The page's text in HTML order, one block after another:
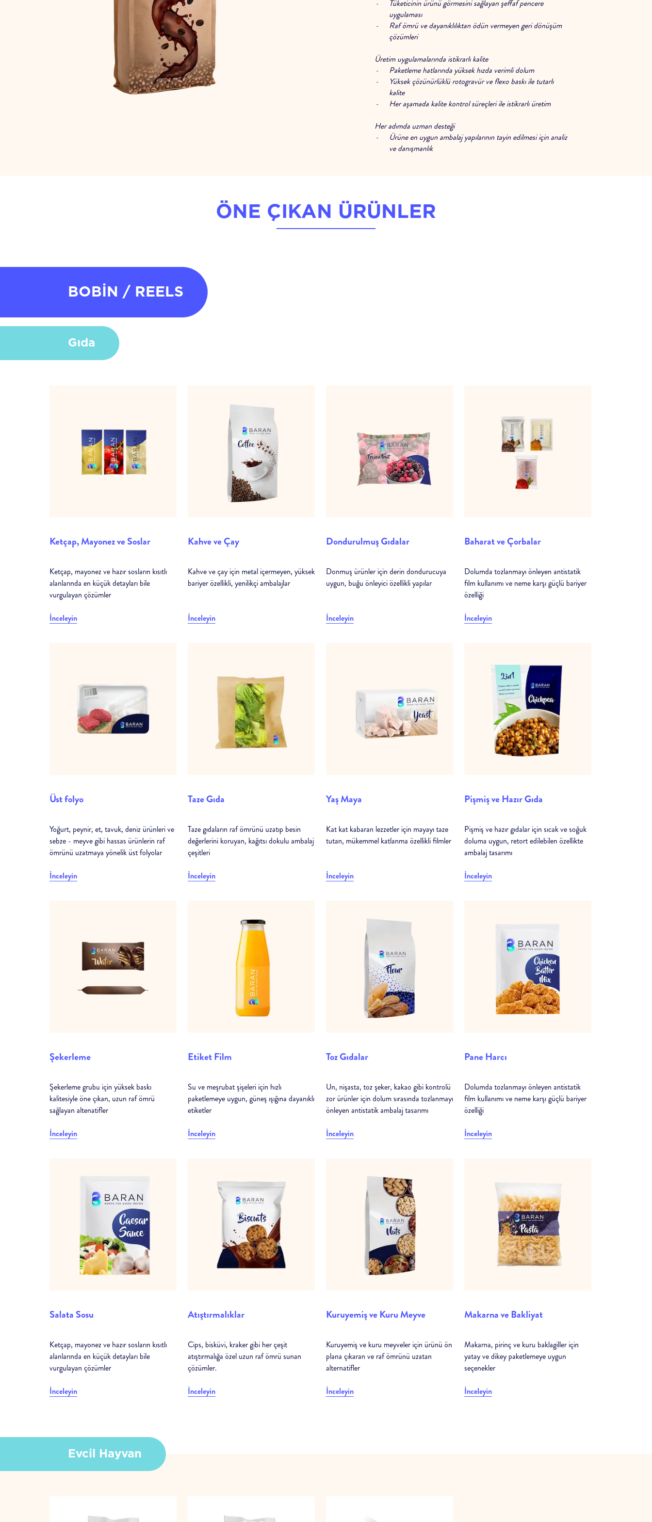
Tüketicinin ürünü görmesini sağlayan şeffaf pencere
uygulaması
Raf ömrü ve dayanıklılıktan ödün vermeyen geri dönüşüm
çözümleri
Üretim uygulamalarında istikrarlı kalite
Paketleme hatlarında yüksek hızda verimli dolum
Yüksek çözünürlüklü rotogravür ve flexo baskı ile tutarlı
kalite
Her aşamada kalite kontrol süreçleri ile istikrarlı üretim
Her adımda uzman desteği
Ürüne en uygun ambalaj yapılarının tayin edilmesi için analiz
ve danışmanlık
ÖNE ÇIKAN ÜRÜNLER
BOBİN / REELS
Gıda
Ketçap, Mayonez ve Soslar
Ketçap, mayonez ve hazır sosların kısıtlı
alanlarında en küçük detayları bile
vurgulayan çözümler
İnceleyin
Kahve ve Çay
Kahve ve çay için metal içermeyen, yüksek
bariyer özellikli, yenilikçi ambalajlar
İnceleyin
Dondurulmuş Gıdalar
Donmuş ürünler için derin dondurucuya
uygun, buğu önleyici özellikli yapılar
İnceleyin
Baharat ve Çorbalar
Dolumda tozlanmayı önleyen antistatik
film kullanımı ve neme karşı güçlü bariyer
özelliği
İnceleyin
Üst folyo
Yoğurt, peynir, et, tavuk, deniz ürünleri ve
sebze - meyve gibi hassas ürünlerin raf
ömrünü uzatmaya yönelik üst folyolar
İnceleyin
Taze Gıda
Taze gıdaların raf ömrünü uzatıp besin
değerlerini koruyan, kağıtsı dokulu ambalaj
çeşitleri
İnceleyin
Yaş Maya
Kat kat kabaran lezzetler için mayayı taze
tutan, mükemmel katlanma özellikli filmler
İnceleyin
Pişmiş ve Hazır Gıda
Pişmiş ve hazır gıdalar için sıcak ve soğuk
doluma uygun, retort edilebilen özellikte
ambalaj tasarımı
İnceleyin
Şekerleme
Şekerleme grubu için yüksek baskı
kalitesiyle öne çıkan, uzun raf ömrü
sağlayan altenatifler
İnceleyin
Etiket Film
Su ve meşrubat şişeleri için hızlı
paketlemeye uygun, güneş ışığına dayanıklı
etiketler
İnceleyin
Toz Gıdalar
Un, nişasta, toz şeker, kakao gibi kontrolü
zor ürünler için dolum sırasında tozlanmayı
önleyen antistatik ambalaj tasarımı
İnceleyin
Pane Harcı
Dolumda tozlanmayı önleyen antistatik
film kullanımı ve neme karşı güçlü bariyer
özelliği
İnceleyin
Salata Sosu
Ketçap, mayonez ve hazır sosların kısıtlı
alanlarında en küçük detayları bile
vurgulayan çözümler
İnceleyin
Atıştırmalıklar
Cips, bisküvi, kraker gibi her çeşit
atıştırmalığa özel uzun raf ömrü sunan
çözümler.
İnceleyin
Kuruyemiş ve Kuru Meyve
Kuruyemiş ve kuru meyveler için ürünü ön
plana çıkaran ve raf ömrünü uzatan
alternatifler
İnceleyin
Makarna ve Bakliyat
Makarna, pirinç ve kuru baklagiller için
yatay ve dikey paketlemeye uygun
seçenekler
İnceleyin
Evcil Hayvan